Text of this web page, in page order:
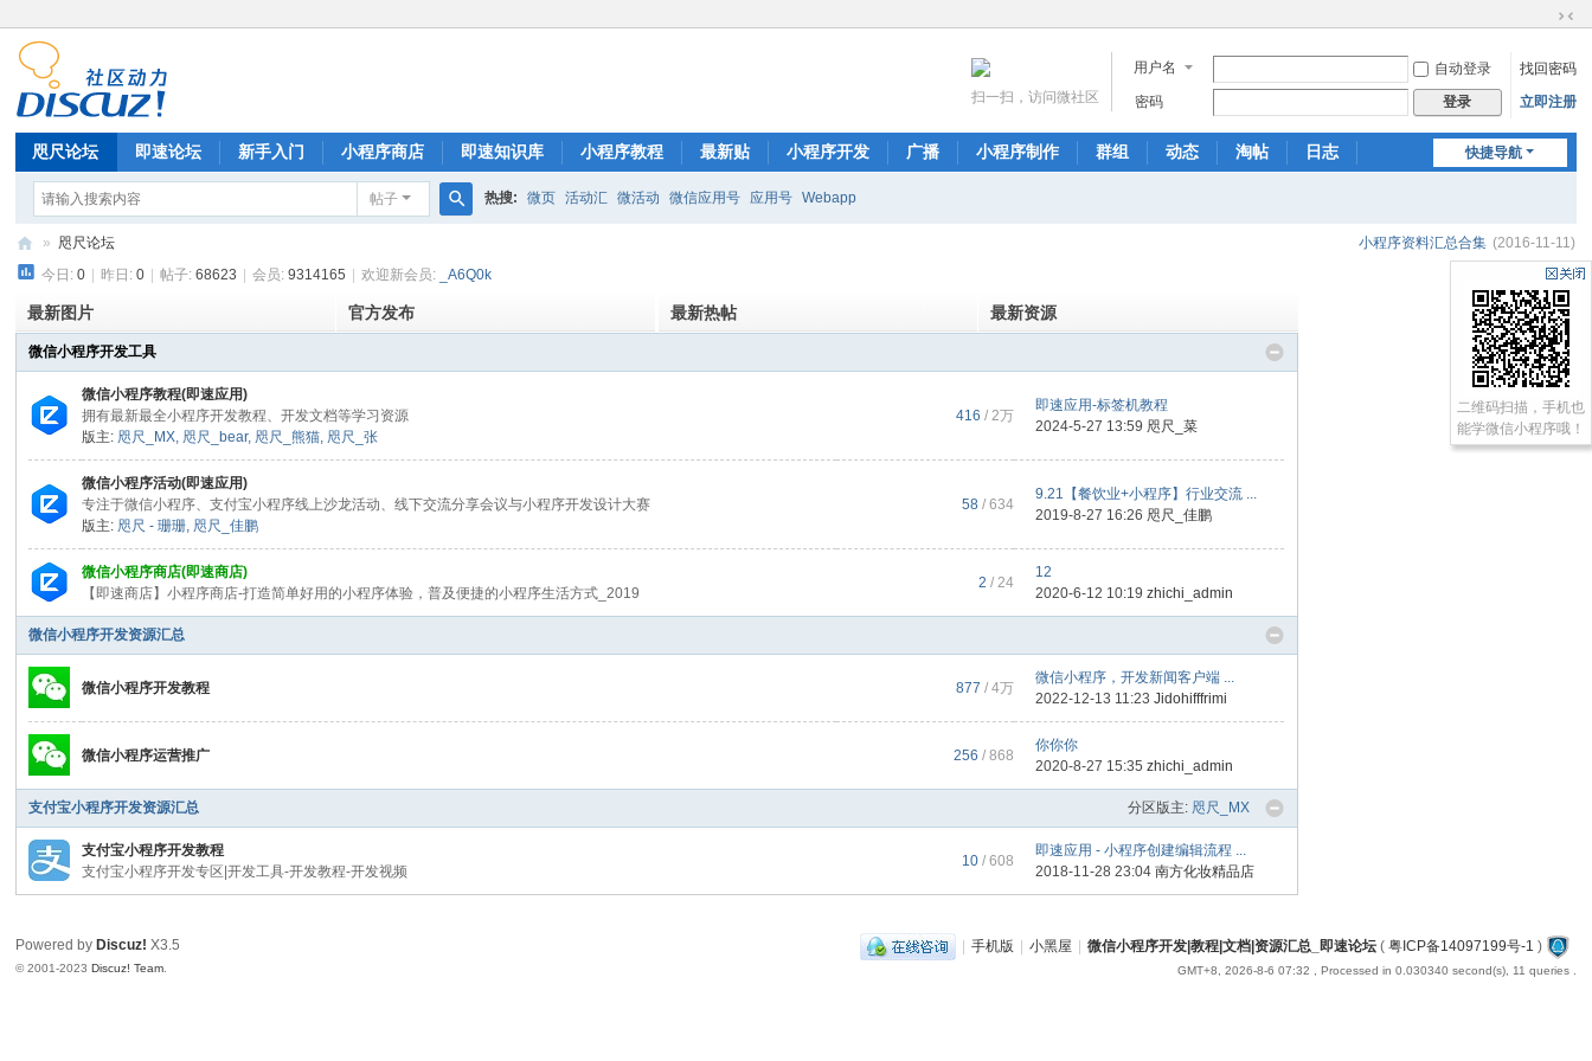
换
到
窄
用户名 自动登录
找回密码
密码
登录 立即注册
扫一扫，访问微社区
快捷导航
咫尺论坛 即速论坛 新手入门 小程序商店 即速知识库 小程序教程 最新贴 小程序开发 广播 小程序制作 群组 动态 淘帖
日志
帖子
索
热搜: 微页 活动汇 微活动 微信应用号 应用号 Webapp
小程序资料汇总合集 (2016-11-11)
微
信
小
教
|
文
档
资
源
汇
总
_
速
» 咫尺论坛
今日:0 昨日:0 帖子:68623 会员:9314165 欢迎新会员: _A6Q0k 最新回复
最新图片 官方发布 最新热帖 最新资源
微信小程序开发工具
微信小程序教程(即速应用)
拥有最新最全小程序开发教程、开发文档等学习资源
版主: 咫尺_MX, 咫尺_bear, 咫尺_熊猫, 咫尺_张
416 /2万
即速应用-标签机教程
2024-5-27 13:59 咫尺_菜
微信小程序活动(即速应用)
专注于微信小程序、支付宝小程序线上沙龙活动、线下交流分享会议与小程序开发设计大赛
版主: 咫尺 - 珊珊, 咫尺_佳鹏
58 / 634
9.21【餐饮业+小程序】行业交流 ...
2019-8-27 16:26 咫尺_佳鹏
微信小程序商店(即速商店)
【即速商店】小程序商店-打造简单好用的小程序体验，普及便捷的小程序生活方式_2019
2 / 24
12
2020-6-12 10:19zhichi_admin
微信小程序开发资源汇总
微信小程序开发教程 877 /4万
微信小程序，开发新闻客户端 ...
2022-12-13 11:23Jidohifffrimi
微信小程序运营推广 256 / 868
你你你
2020-8-27 15:35zhichi_admin
分区版主: 咫尺_MX
支付宝小程序开发资源汇总
支付宝小程序开发教程
支付宝小程序开发专区|开发工具-开发教程-开发视频
10 / 608
即速应用 - 小程序创建编辑流程 ...
2018-11-28 23:04南方化妆精品店
二维码扫描，手机也
能学微信小程序哦！
| 手机版 | 小黑屋 | 微信小程序开发|教程|文档|资源汇总_即速论坛( 粤ICP备14097199号-1 )
GMT+8, 2026-8-6 07:32 , Processed in 0.030340 second(s), 11 queries .
Powered by Discuz! X3.5
© 2001-2023Discuz! Team